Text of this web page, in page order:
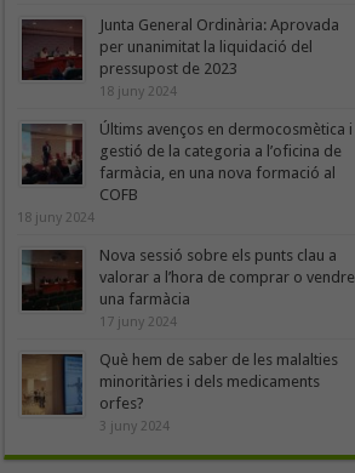
Junta General Ordinària: Aprovada
per unanimitat la liquidació del
pressupost de 2023
18 juny 2024
Últims avenços en dermocosmètica i
gestió de la categoria a l’oficina de
farmàcia, en una nova formació al
COFB
18 juny 2024
Nova sessió sobre els punts clau a
valorar a l’hora de comprar o vendre
una farmàcia
17 juny 2024
Què hem de saber de les malalties
minoritàries i dels medicaments
orfes?
3 juny 2024